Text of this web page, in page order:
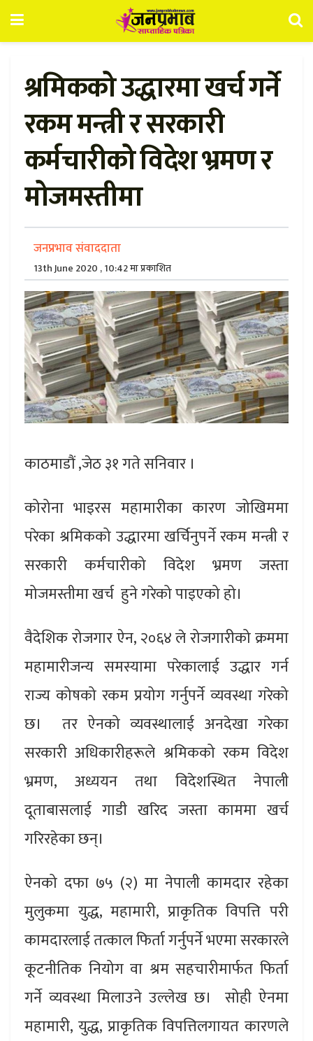
श्रमिकको उद्धारमा खर्च गर्ने
रकम मन्त्री र सरकारी
कर्मचारीको विदेश भ्रमण र
मोजमस्तीमा
जनप्रभाव संवाददाता
13th June 2020 , 10:42 मा प्रकाशित
काठमाडौं ,जेठ ३१ गते सनिवार ।
कोरोना भाइरस महामारीका कारण जोखिममा
परेका श्रमिकको उद्धारमा खर्चिनुपर्ने रकम मन्त्री र
सरकारी कर्मचारीको विदेश भ्रमण जस्ता
मोजमस्तीमा खर्च हुने गरेको पाइएको हो।
वैदेशिक रोजगार ऐन, २०६४ ले रोजगारीको क्रममा
महामारीजन्य समस्यामा परेकालाई उद्धार गर्न
राज्य कोषको रकम प्रयोग गर्नुपर्ने व्यवस्था गरेको
छ। तर ऐनको व्यवस्थालाई अनदेखा गरेका
सरकारी अधिकारीहरूले श्रमिकको रकम विदेश
भ्रमण, अध्ययन तथा विदेशस्थित नेपाली
दूताबासलाई गाडी खरिद जस्ता काममा खर्च
गरिरहेका छन्।
ऐनको दफा ७५ (२) मा नेपाली कामदार रहेका
मुलुकमा युद्ध, महामारी, प्राकृतिक विपत्ति परी
कामदारलाई तत्काल फिर्ता गर्नुपर्ने भएमा सरकारले
कूटनीतिक नियोग वा श्रम सहचारीमार्फत फिर्ता
गर्ने व्यवस्था मिलाउने उल्लेख छ। सोही ऐनमा
महामारी, युद्ध, प्राकृतिक विपत्तिलगायत कारणले